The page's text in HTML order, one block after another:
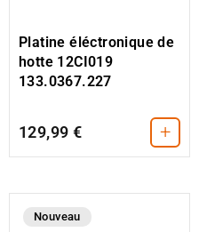
Platine éléctronique de
hotte 12CI019
133.0367.227
129,99 € +
Nouveau